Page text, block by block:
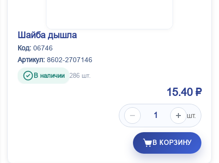
Шайба дышла
Код: 06746
Артикул: 8602-2707146
В наличии 286 шт.
15.40 ₽
шт.
В КОРЗИНУ